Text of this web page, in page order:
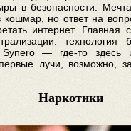
в безопасности.
кошмар, но ответ на
интернет. Главная
технология
Synero — где-то здесь
лучи, возможно,
Наркотики